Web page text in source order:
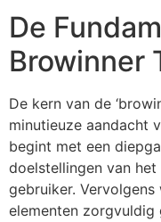
De
Browinner
De kern van de
minutieuze aandacht
begint met een
doelstellingen van
gebruiker.
elementen zorgvuldig